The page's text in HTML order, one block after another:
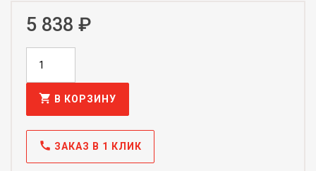
5 838 ₽
shopping_cart В КОРЗИНУ
call ЗАКАЗ В 1 КЛИК